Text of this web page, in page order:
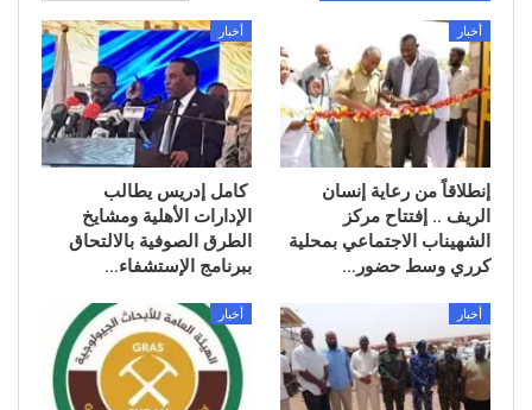
أخبار
إنطلاقاً من رعاية إنسان
الريف .. إفتتاح مركز
الشهيناب الاجتماعي بمحلية
كرري وسط حضور…
أخبار
كامل إدريس يطالب
الإدارات الأهلية ومشايخ
الطرق الصوفية بالالتحاق
ببرنامج الإستشفاء…
أخبار أخبار